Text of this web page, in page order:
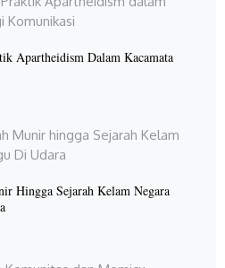
Apartheidism Dalam Kacamata
Hingga Sejarah Kelam Negara